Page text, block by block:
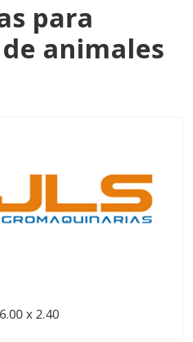
para
animales
x 2.40